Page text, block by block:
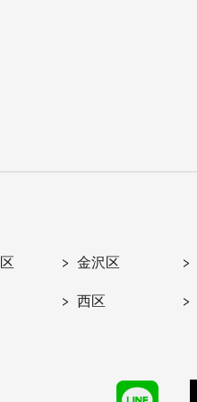
金沢区
西区